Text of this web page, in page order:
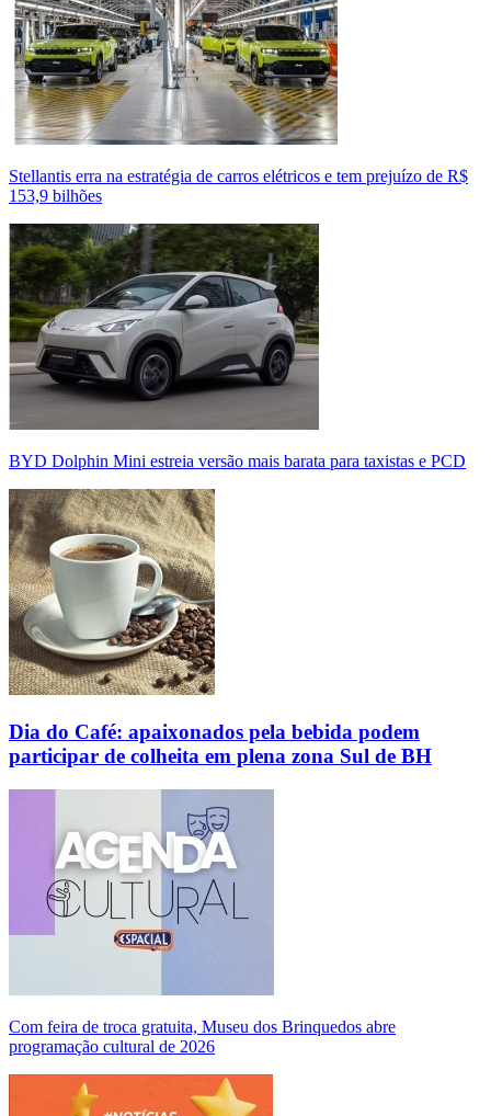
Stellantis erra na estratégia de carros elétricos e tem prejuízo de R$
153,9 bilhões
BYD Dolphin Mini estreia versão mais barata para taxistas e PCD
Dia do Café: apaixonados pela bebida podem
participar de colheita em plena zona Sul de BH
Com feira de troca gratuita, Museu dos Brinquedos abre
programação cultural de 2026